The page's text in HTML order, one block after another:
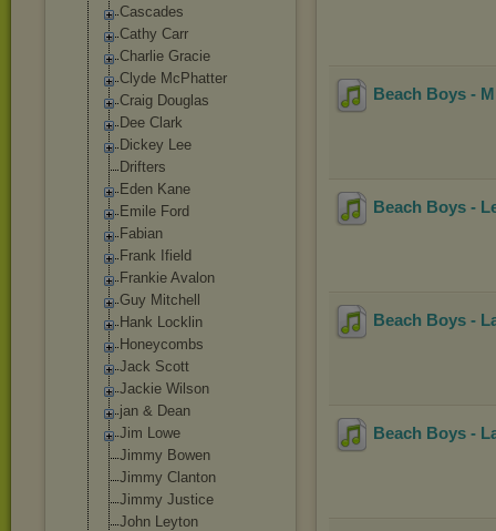
Cascades
Cathy Carr
Charlie Gracie
Clyde McPhatter
Craig Douglas
Dee Clark
Dickey Lee
Drifters
Eden Kane
Emile Ford
Fabian
Frank Ifield
Frankie Avalon
Guy Mitchell
Hank Locklin
Honeycombs
Jack Scott
Jackie Wilson
jan & Dean
Jim Lowe
Jimmy Bowen
Jimmy Clanton
Jimmy Justice
John Leyton
Beach Boys -
Beach Boys -
Beach Boys -
Beach Boys -